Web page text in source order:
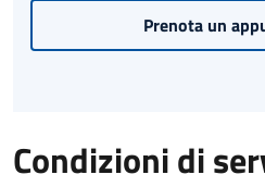
Prenota un
Condizioni di